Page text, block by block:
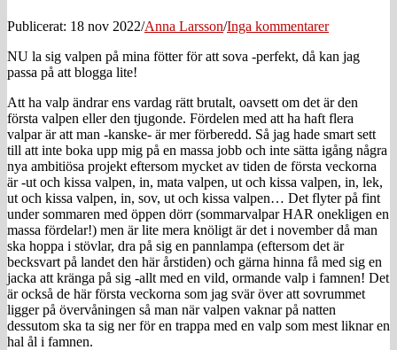
Publicerat: 18 nov 2022/Anna Larsson/Inga kommentarer
NU la sig valpen på mina fötter för att sova -perfekt, då kan jag
passa på att blogga lite!
Att ha valp ändrar ens vardag rätt brutalt, oavsett om det är den
första valpen eller den tjugonde. Fördelen med att ha haft flera
valpar är att man -kanske- är mer förberedd. Så jag hade smart sett
till att inte boka upp mig på en massa jobb och inte sätta igång några
nya ambitiösa projekt eftersom mycket av tiden de första veckorna
är -ut och kissa valpen, in, mata valpen, ut och kissa valpen, in, lek,
ut och kissa valpen, in, sov, ut och kissa valpen… Det flyter på fint
under sommaren med öppen dörr (sommarvalpar HAR onekligen en
massa fördelar!) men är lite mera knöligt är det i november då man
ska hoppa i stövlar, dra på sig en pannlampa (eftersom det är
becksvart på landet den här årstiden) och gärna hinna få med sig en
jacka att kränga på sig -allt med en vild, ormande valp i famnen! Det
är också de här första veckorna som jag svär över att sovrummet
ligger på övervåningen så man när valpen vaknar på natten
dessutom ska ta sig ner för en trappa med en valp som mest liknar en
hal ål i famnen.